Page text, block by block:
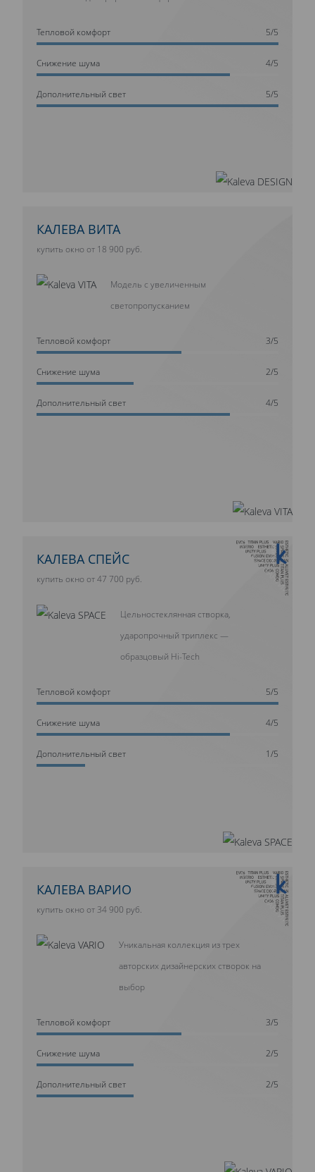
Тепловой комфорт 5/5
Cнижение шума 4/5
Дополнительный свет 5/5
КАЛЕВА ВИТА
купить окно от 18 900 руб.
Модель с увеличенным
светопропусканием
Тепловой комфорт 3/5
Cнижение шума 2/5
Дополнительный свет 4/5
10 ЛЕТ ГАРАНТИИ
КАЛЕВА СПЕЙС
купить окно от 47 700 руб.
Цельностеклянная створка,
ударопрочный триплекс —
образцовый Hi-Tech
Тепловой комфорт 5/5
Cнижение шума 4/5
Дополнительный свет 1/5
10 ЛЕТ ГАРАНТИИ
КАЛЕВА ВАРИО
купить окно от 34 900 руб.
Уникальная коллекция из трех
авторских дизайнерских створок на
выбор
Тепловой комфорт 3/5
Cнижение шума 2/5
Дополнительный свет 2/5